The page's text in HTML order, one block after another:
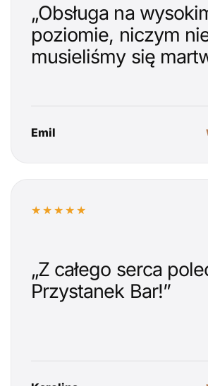
„Obsługa na
poziomie, niczym
musieliśmy się
Emil
★★★★★
„Z całego serca
Przystanek Bar!”